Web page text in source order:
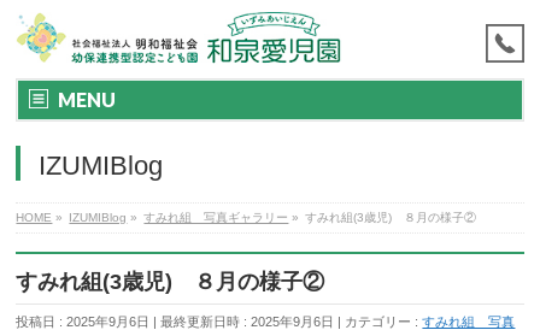
MENU
IZUMIBlog
HOME » IZUMIBlog » すみれ組 写真ギャラリー » すみれ組(3歳児) ８月の様子②
すみれ組(3歳児) ８月の様子②
投稿日 : 2025年9月6日 最終更新日時 : 2025年9月6日 カテゴリー :すみれ組 写真